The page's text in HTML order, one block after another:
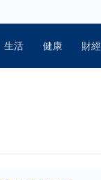
生活 健康 財經